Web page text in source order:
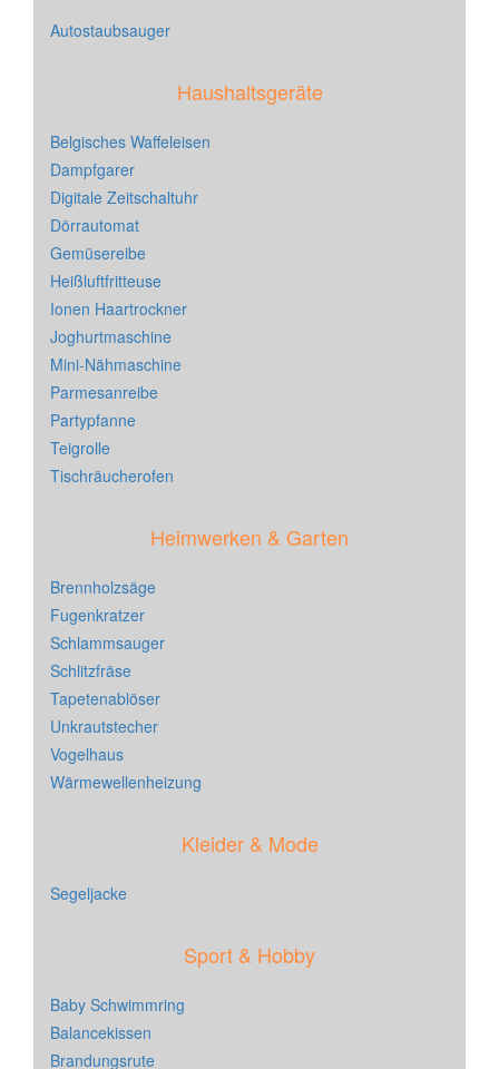
Autostaubsauger
Haushaltsgeräte
Belgisches Waffeleisen
Dampfgarer
Digitale Zeitschaltuhr
Dörrautomat
Gemüsereibe
Heißluftfritteuse
Ionen Haartrockner
Joghurtmaschine
Mini-Nähmaschine
Parmesanreibe
Partypfanne
Teigrolle
Tischräucherofen
Heimwerken & Garten
Brennholzsäge
Fugenkratzer
Schlammsauger
Schlitzfräse
Tapetenablöser
Unkrautstecher
Vogelhaus
Wärmewellenheizung
Kleider & Mode
Segeljacke
Sport & Hobby
Baby Schwimmring
Balancekissen
Brandungsrute